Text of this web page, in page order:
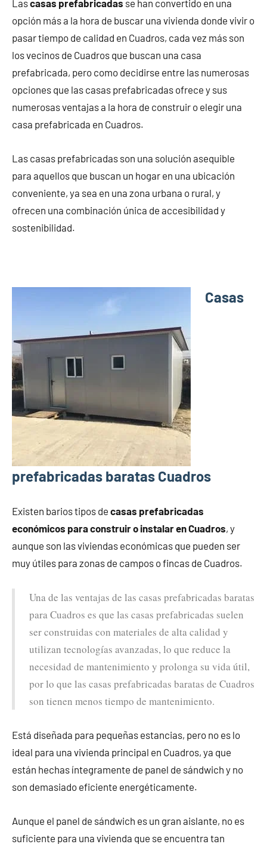
Lascasas prefabricadas se han convertido en una
opción más a la hora de buscar una vivienda donde vivir o
pasar tiempo de calidad en Cuadros, cada vez más son
los vecinos de Cuadros que buscan una casa
prefabricada, pero como decidirse entre las numerosas
opciones que las casas prefabricadas ofrece y sus
numerosas ventajas a la hora de construir o elegir una
casa prefabricada en Cuadros.
Las casas prefabricadas son una solución asequible
para aquellos que buscan un hogar en una ubicación
conveniente, ya sea en una zona urbana o rural, y
ofrecen una combinación única de accesibilidad y
sostenibilidad.
Casas
prefabricadas baratas Cuadros
Existen barios tipos de casas prefabricadas
económicos para construir o instalar en Cuadros, y
aunque son las viviendas económicas que pueden ser
muy útiles para zonas de campos o fincas de Cuadros.
Una de las ventajas de las casas prefabricadas baratas
para Cuadros es que las casas prefabricadas suelen
ser construidas con materiales de alta calidad y
utilizan tecnologías avanzadas, lo que reduce la
necesidad de mantenimiento y prolonga su vida útil,
por lo que las casas prefabricadas baratas de Cuadros
son tienen menos tiempo de mantenimiento.
Está diseñada para pequeñas estancias, pero no es lo
ideal para una vivienda principal en Cuadros, ya que
están hechas íntegramente de panel de sándwich y no
son demasiado eficiente energéticamente.
Aunque el panel de sándwich es un gran aislante, no es
suficiente para una vivienda que se encuentra tan